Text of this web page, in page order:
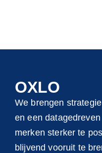
OXLO
We brengen
en een
merken sterker te
blijvend vooruit te